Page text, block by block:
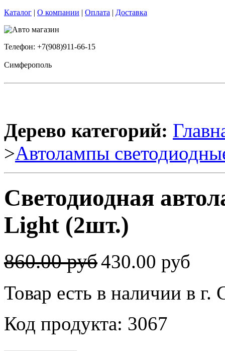
Каталог | О компании | Оплата | Доставка
Телефон: +7(908)911-66-15
Симферополь
Дерево категорий:
>Автолампы
Светодиодная
Light (2шт.)
860.00 руб430.00 руб
Товар есть в наличии в
Код продукта: 3067